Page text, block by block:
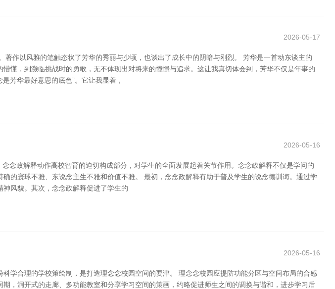
2026-05-17
作以风雅的笔触态状了芳华的秀丽与少顷，也谈出了成长中的阴暗与刚烈。 芳华是一首动东谈主的
懂，到濒临挑战时的勇敢，无不体现出对将来的憧憬与追求。这让我真切体会到，芳华不仅是年事的
芳华最好意思的底色”。它让我显着，
2026-05-16
念政解释动作高校智育的迫切构成部分，对学生的全面发展起着关节作用。念念政解释不仅是学问的
的寰球不雅、东说念主生不雅和价值不雅。 最初，念念政解释有助于普及学生的说念德训诲。通过学
风貌。其次，念念政解释促进了学生的
2026-05-16
学合理的学校策绘制，是打造理念念校园空间的要津。 理念念校园应提防功能分区与空间布局的合感
，洞开式的走廊、多功能教室和分享学习空间的策画，约略促进师生之间的调换与谐和，进步学习后